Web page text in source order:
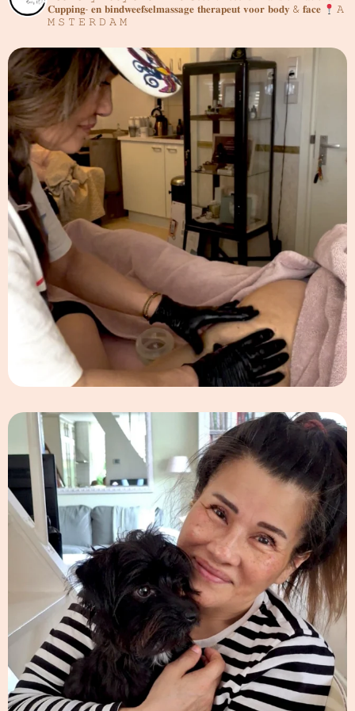
𝐂𝐮𝐩𝐩𝐢𝐧𝐠- 𝐞𝐧 𝐛𝐢𝐧𝐝𝐰𝐞𝐞𝐟𝐬𝐞𝐥𝐦𝐚𝐬𝐬𝐚𝐠𝐞 𝐭𝐡𝐞𝐫𝐚𝐩𝐞𝐮𝐭 𝐯𝐨𝐨𝐫 𝐛𝐨𝐝𝐲 & 𝐟𝐚𝐜𝐞
𝙰
𝙼 𝚂 𝚃 𝙴 𝚁 𝙳 𝙰 𝙼